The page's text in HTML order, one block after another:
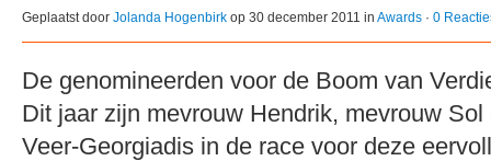
Geplaatst door Jolanda Hogenbirk op 30 december 2011 in Awards · 0
De genomineerden voor de Boom van
Dit jaar zijn mevrouw Hendrik, mevrouw
Veer-Georgiadis in de race voor deze